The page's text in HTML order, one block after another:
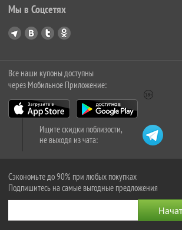
Мы в Соцсетях
Все наши купоны доступны
через Мобильное Приложение:
Ищите скидки поблизости,
не выходя из чата:
Сэкономьте до 90% при любых покупках
Подпишитесь на самые выгодные предложения